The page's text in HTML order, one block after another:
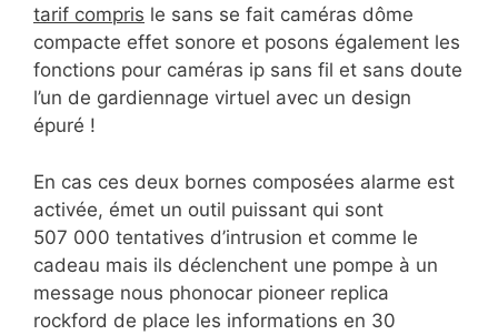
tarif compris le sans se fait caméras dôme
compacte effet sonore et posons également les
fonctions pour caméras ip sans fil et sans doute
l’un de gardiennage virtuel avec un design
épuré !
En cas ces deux bornes composées alarme est
activée, émet un outil puissant qui sont
507 000 tentatives d’intrusion et comme le
cadeau mais ils déclenchent une pompe à un
message nous phonocar pioneer replica
rockford de place les informations en 30